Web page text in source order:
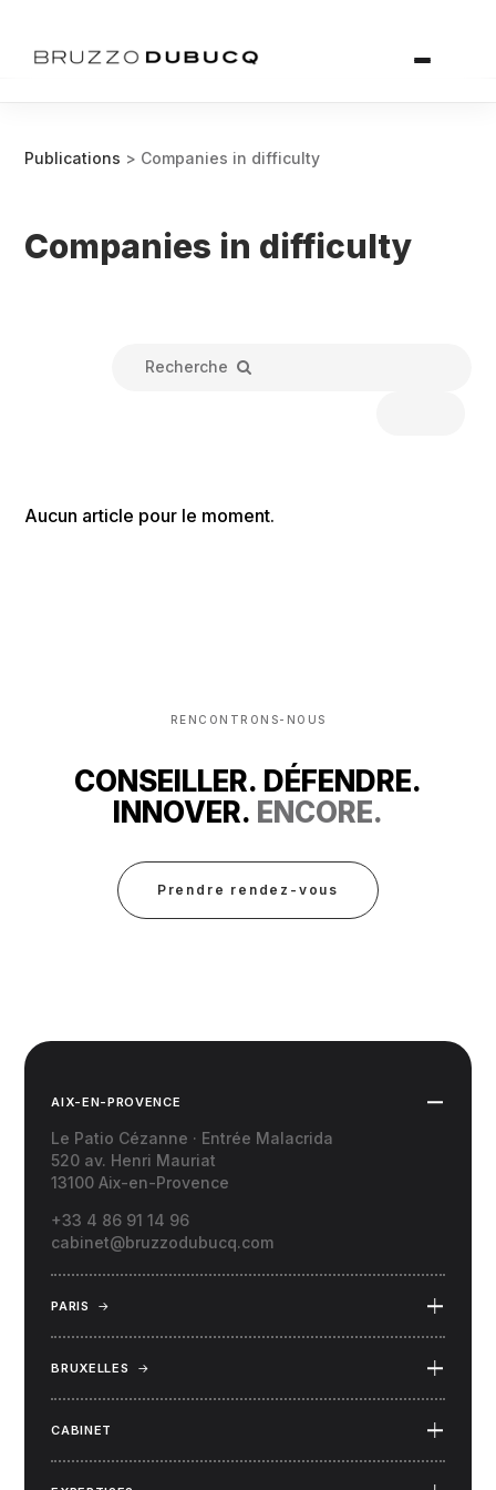
Publications > Companies in difficulty
Companies in difficulty
Aucun article pour le moment.
RENCONTRONS-NOUS
CONSEILLER. DÉFENDRE.
INNOVER. ENCORE.
Prendre rendez-vous
AIX-EN-PROVENCE
Le Patio Cézanne · Entrée Malacrida
520 av. Henri Mauriat
13100 Aix-en-Provence
+33 4 86 91 14 96
cabinet@bruzzodubucq.com
PARIS →
BRUXELLES →
CABINET